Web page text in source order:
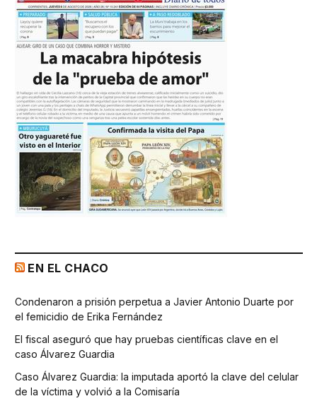
EN EL CHACO
Condenaron a prisión perpetua a Javier Antonio Duarte por
el femicidio de Erika Fernández
El fiscal aseguró que hay pruebas científicas clave en el
caso Álvarez Guardia
Caso Álvarez Guardia: la imputada aportó la clave del celular
de la víctima y volvió a la Comisaría